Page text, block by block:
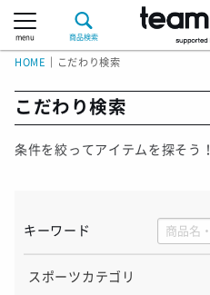
menu 商品検索
HOME こだわり検索
こだわり検索
条件を絞ってアイテムを探そう！
キーワード
スポーツカテゴリ